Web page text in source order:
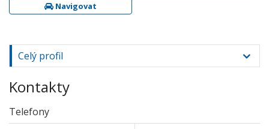
Navigovat
Celý profil
Kontakty
Telefony